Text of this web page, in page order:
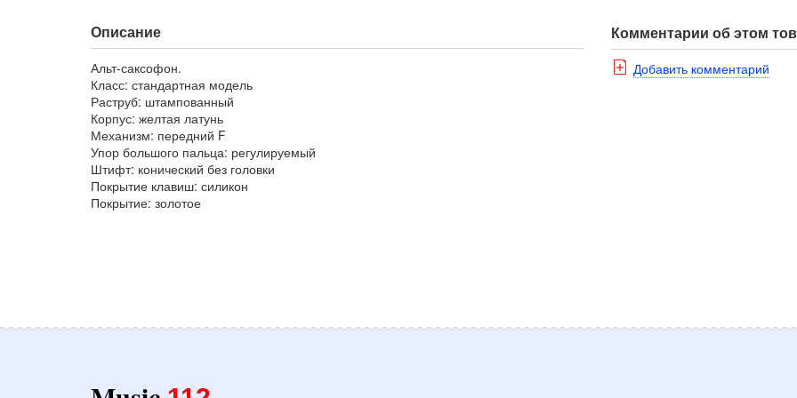
Описание
Альт-саксофон.
Класс: стандартная модель
Раструб: штампованный
Корпус: желтая латунь
Механизм: передний F
Упор большого пальца: регулируемый
Штифт: конический без головки
Покрытие клавиш: силикон
Покрытие: золотое
Комментарии об этом
Добавить комментарий